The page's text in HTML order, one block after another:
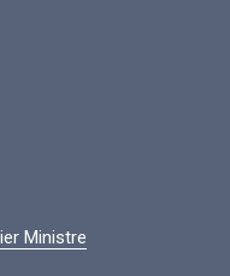
Ministre